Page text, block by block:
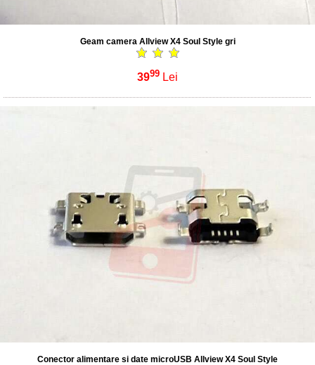
Geam camera Allview X4 Soul Style gri
3999 Lei
Conector alimentare si date microUSB Allview X4 Soul Style